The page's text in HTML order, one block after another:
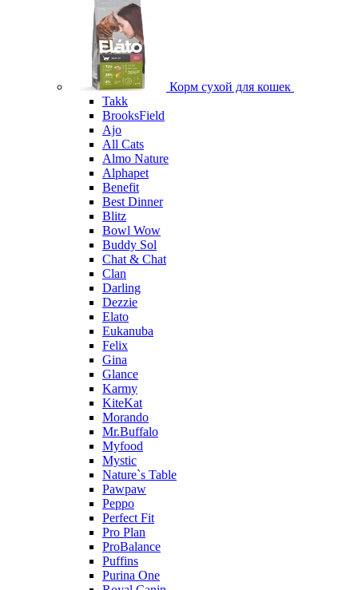
Корм сухой для кошек
Takk
BrooksField
Ajo
All Cats
Almo Nature
Alphapet
Benefit
Best Dinner
Blitz
Bowl Wow
Buddy Sol
Chat & Chat
Clan
Darling
Dezzie
Elato
Eukanuba
Felix
Gina
Glance
Karmy
KiteKat
Morando
Mr.Buffalo
Myfood
Mystic
Nature`s Table
Pawpaw
Peppo
Perfect Fit
Pro Plan
ProBalance
Puffins
Purina One